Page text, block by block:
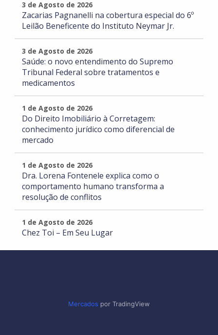
3 de Agosto de 2026
Zacarias Pagnanelli na cobertura especial do 6º
Leilão Beneficente do Instituto Neymar Jr.
3 de Agosto de 2026
Saúde: o novo entendimento do Supremo
Tribunal Federal sobre tratamentos e
medicamentos
1 de Agosto de 2026
Do Direito Imobiliário à Corretagem:
conhecimento jurídico como diferencial de
mercado
1 de Agosto de 2026
Dra. Lorena Fontenele explica como o
comportamento humano transforma a
resolução de conflitos
1 de Agosto de 2026
Chez Toi – Em Seu Lugar
Mercados por TradingView